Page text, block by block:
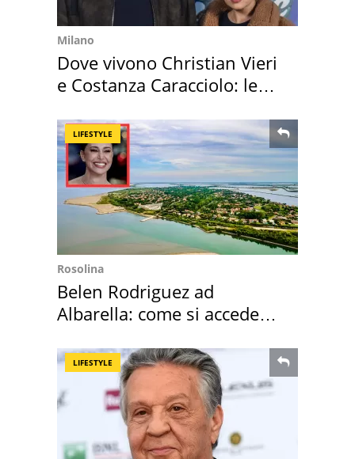
Milano
Dove vivono Christian Vieri
e Costanza Caracciolo: le
LIFESTYLE
Rosolina
Belen Rodriguez ad
Albarella: come si accede
LIFESTYLE